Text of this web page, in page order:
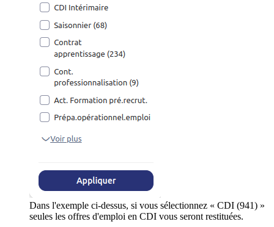
Dans l'exemple ci-dessus, si vous sélectionnez « CDI (941) »
seules les offres d'emploi en CDI vous seront restituées.